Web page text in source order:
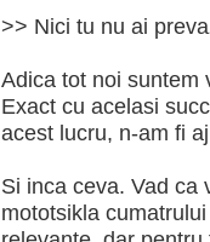
>> Nici tu nu ai
Adica tot noi suntem
Exact cu acelasi
acest lucru, n-am fi
Si inca ceva. Vad ca
mototsikla